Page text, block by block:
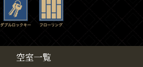
空室一覧